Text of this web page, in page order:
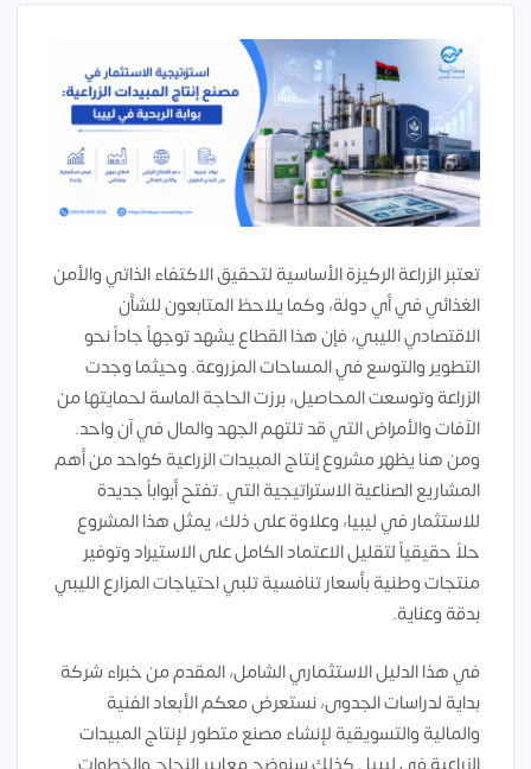
تعتبر الزراعة الركيزة الأساسية لتحقيق الاكتفاء الذاتي والأمن
الغذائي في أي دولة، وكما يلاحظ المتابعون للشأن
الاقتصادي الليبي، فإن هذا القطاع يشهد توجهاً جاداً نحو
التطوير والتوسع في المساحات المزروعة. وحيثما وجدت
الزراعة وتوسعت المحاصيل، برزت الحاجة الماسة لحمايتها من
الآفات والأمراض التي قد تلتهم الجهد والمال في آن واحد.
ومن هنا يظهر مشروع إنتاج المبيدات الزراعية كواحد من أهم
المشاريع الصناعية الاستراتيجية التي .تفتح أبواباً جديدة
للاستثمار في ليبيا، وعلاوة على ذلك، يمثل هذا المشروع
حلاً حقيقياً لتقليل الاعتماد الكامل على الاستيراد وتوفير
منتجات وطنية بأسعار تنافسية تلبي احتياجات المزارع الليبي
بدقة وعناية.
في هذا الدليل الاستثماري الشامل، المقدم من خبراء شركة
بداية لدراسات الجدوى، نستعرض معكم الأبعاد الفنية
والمالية والتسويقية لإنشاء مصنع متطور لإنتاج المبيدات